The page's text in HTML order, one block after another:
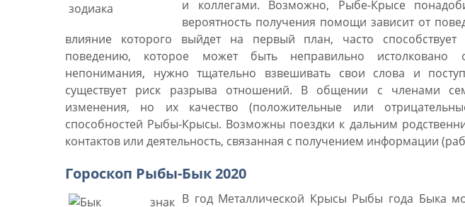
и коллегами. Возможно, Рыбе-Крысе
вероятность получения помощи зависит от
влияние которого выйдет на первый план, часто
поведению, которое может быть неправильно истолковано
непонимания, нужно тщательно взвешивать свои слова и
существует риск разрыва отношений. В общении с членами
изменения, но их качество (положительные или
способностей Рыбы-Крысы. Возможны поездки к дальним
контактов или деятельность, связанная с получением информации
Гороскоп Рыбы-Бык 2020
В год Металлической Крысы Рыбы года Быка